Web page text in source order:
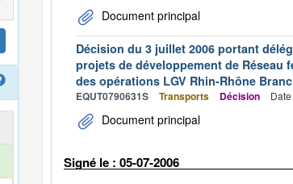
Document principal
Décision du 3 juillet 2006 portant
projets de développement de Réseau
des opérations LGV Rhin-Rhône
EQUT0790631S Transports Décision
Document principal
Signé le : 05-07-2006